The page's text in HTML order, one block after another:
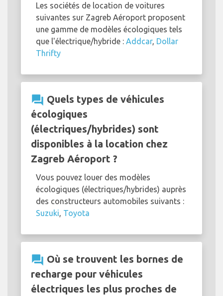
Les sociétés de location de voitures
suivantes sur Zagreb Aéroport proposent
une gamme de modèles écologiques tels
que l'électrique/hybride : Addcar, Dollar
Thrifty
question_answer Quels types de véhicules
écologiques
(électriques/hybrides) sont
disponibles à la location chez
Zagreb Aéroport ?
Vous pouvez louer des modèles
écologiques (électriques/hybrides) auprès
des constructeurs automobiles suivants :
Suzuki, Toyota
question_answer Où se trouvent les bornes de
recharge pour véhicules
électriques les plus proches de